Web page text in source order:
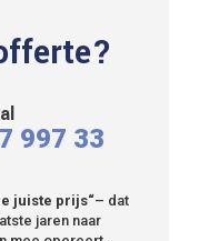
997 33
juiste prijs“– dat
jaren naar